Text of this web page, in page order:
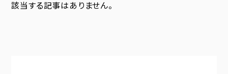
該当する記事はありません。